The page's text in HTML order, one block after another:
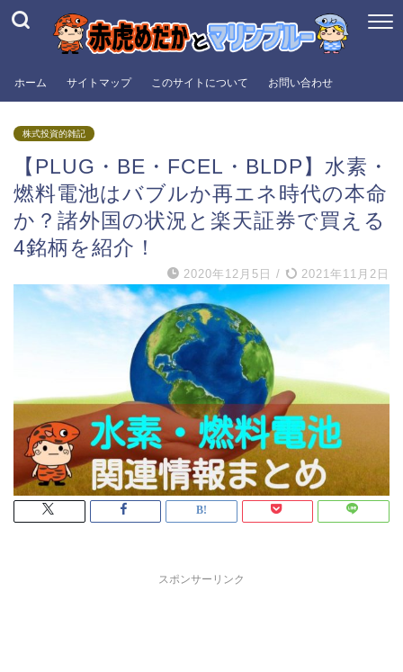
ホーム サイトマップ このサイトについて お問い合わせ
株式投資的雑記
【PLUG・BE・FCEL・BLDP】水素・
燃料電池はバブルか再エネ時代の本命
か？諸外国の状況と楽天証券で買える
4銘柄を紹介！
2020年12月5日 / 2021年11月2日
スポンサーリンク